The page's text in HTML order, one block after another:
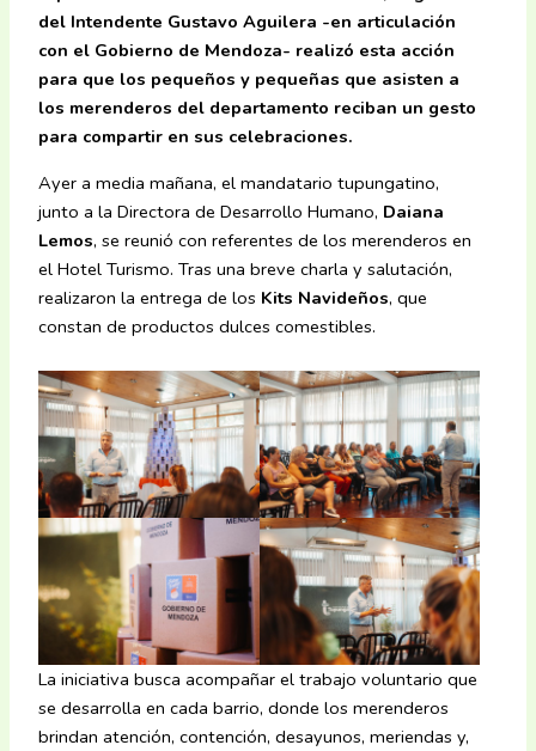
del Intendente Gustavo Aguilera -en articulación
con el Gobierno de Mendoza- realizó esta acción
para que los pequeños y pequeñas que asisten a
los merenderos del departamento reciban un gesto
para compartir en sus celebraciones.
Ayer a media mañana, el mandatario tupungatino,
junto a la Directora de Desarrollo Humano, Daiana
Lemos, se reunió con referentes de los merenderos en
el Hotel Turismo. Tras una breve charla y salutación,
realizaron la entrega de los Kits Navideños, que
constan de productos dulces comestibles.
La iniciativa busca acompañar el trabajo voluntario que
se desarrolla en cada barrio, donde los merenderos
brindan atención, contención, desayunos, meriendas y,